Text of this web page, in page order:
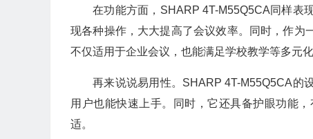
在功能方面，SHARP 4T-M55Q5CA同样表
现各种操作，大大提高了会议效率。同时，作为
不仅适用于企业会议，也能满足学校教学等多元化
再来说说易用性。SHARP 4T-M55Q5CA的
用户也能快速上手。同时，它还具备护眼功能
适。